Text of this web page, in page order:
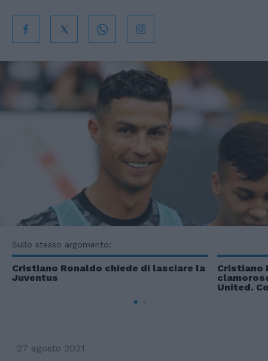
Sullo stesso argomento:
Cristiano Ronaldo chiede di lasciare la
Juventus
Cristiano
United.
27 agosto 2021